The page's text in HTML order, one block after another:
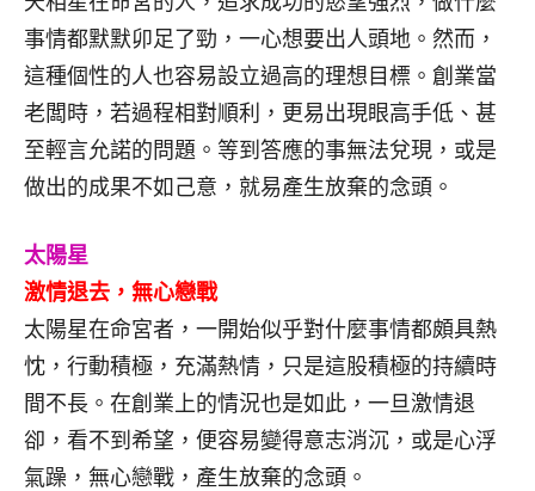
事情都默默卯足了勁，一心想要出人頭地。然而，
這種個性的人也容易設立過高的理想目標。創業當
老闆時，若過程相對順利，更易出現眼高手低、甚
至輕言允諾的問題。等到答應的事無法兌現，或是
做出的成果不如己意，就易產生放棄的念頭。
太陽星
激情退去，無心戀戰
太陽星在命宮者，一開始似乎對什麼事情都頗具熱
忱，行動積極，充滿熱情，只是這股積極的持續時
間不長。在創業上的情況也是如此，一旦激情退
卻，看不到希望，便容易變得意志消沉，或是心浮
氣躁，無心戀戰，產生放棄的念頭。